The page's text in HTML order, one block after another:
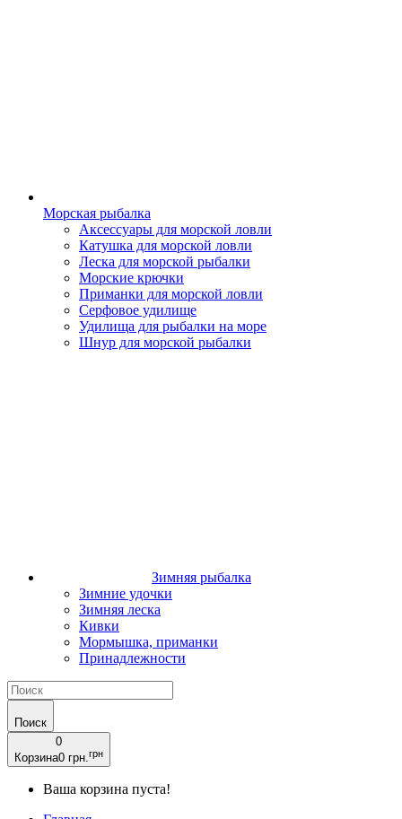
Морская рыбалка
Аксессуары для морской ловли
Катушка для морской ловли
Леска для морской рыбалки
Морские крючки
Приманки для морской ловли
Серфовое удилище
Удилища для рыбалки на море
Шнур для морской рыбалки
Зимняя рыбалка
Зимние удочки
Зимняя леска
Кивки
Мормышка, приманки
Принадлежности
Поиск
0
Корзина0 грн. грн
Ваша корзина пуста!